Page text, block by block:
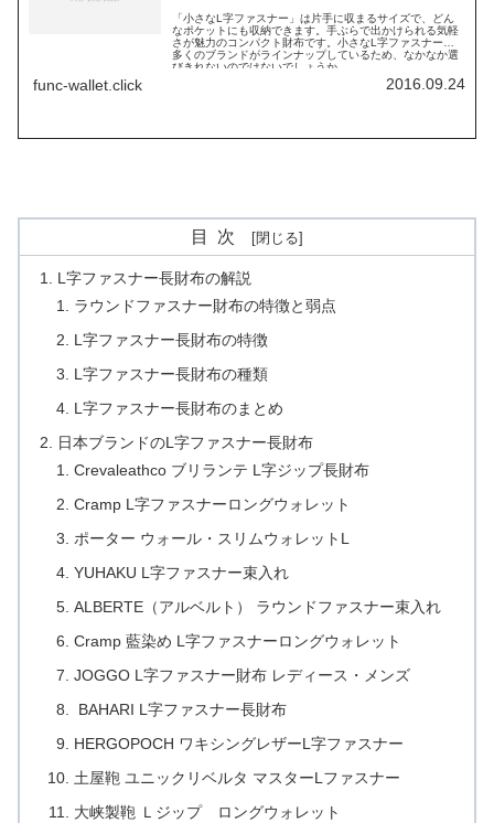
「小さなL字ファスナー」は片手に収まるサイズで、どん
なポケットにも収納できます。手ぶらで出かけられる気軽
さが魅力のコンパクト財布です。小さなL字ファスナーは
多くのブランドがラインナップしているため、なかなか選
びきれないのではないでしょうか。...
func-wallet.click 2016.09.24
目次
L字ファスナー長財布の解説
ラウンドファスナー財布の特徴と弱点
L字ファスナー長財布の特徴
L字ファスナー長財布の種類
L字ファスナー長財布のまとめ
日本ブランドのL字ファスナー長財布
Crevaleathco ブリランテ L字ジップ長財布
Cramp L字ファスナーロングウォレット
ポーター ウォール・スリムウォレットL
YUHAKU L字ファスナー束入れ
ALBERTE（アルベルト） ラウンドファスナー束入れ
Cramp 藍染め L字ファスナーロングウォレット
JOGGO L字ファスナー財布 レディース・メンズ
BAHARI L字ファスナー長財布
HERGOPOCH ワキシングレザーL字ファスナー
土屋鞄 ユニックリベルタ マスターLファスナー
大峡製鞄 Ｌジップ ロングウォレット